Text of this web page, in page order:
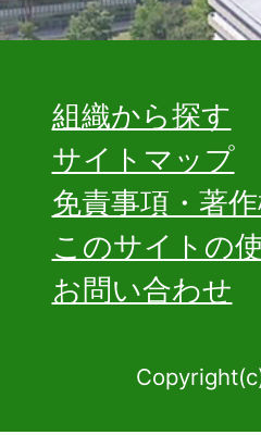
組織から探す
サイトマップ
免責事項・著
このサイトの
お問い合わせ